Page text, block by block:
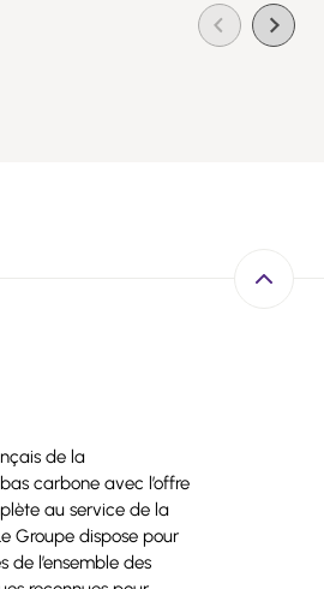
de la
carbone avec l’offre
au service de la
Groupe dispose pour
de l’ensemble des
Retour